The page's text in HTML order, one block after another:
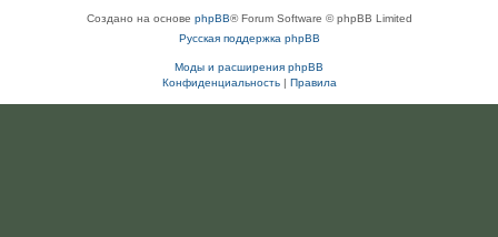
Создано на основе phpBB® Forum Software © phpBB Limited
Русская поддержка phpBB
Моды и расширения phpBB
Конфиденциальность| Правила